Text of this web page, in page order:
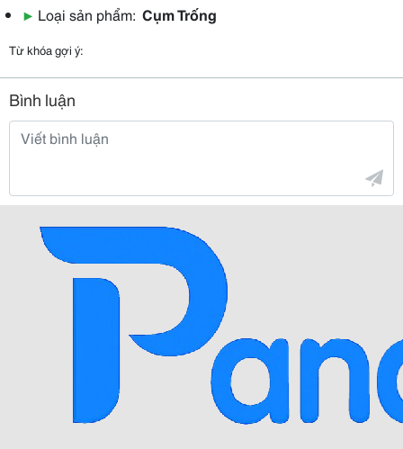
▶ Loại sản phẩm: Cụm Trống
Từ khóa gợi ý:
Bình luận